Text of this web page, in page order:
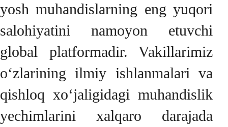
yosh muhandislarning eng yuqori
salohiyatini namoyon etuvchi
global platformadir. Vakillarimiz
o‘zlarining ilmiy ishlanmalari va
qishloq xo‘jaligidagi muhandislik
yechimlarini xalqaro darajada